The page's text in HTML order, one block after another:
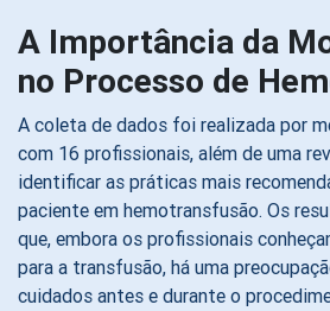
A Importância da
no Processo de
A coleta de dados foi realizada por
com 16 profissionais, além de uma
identificar as práticas mais
paciente em hemotransfusão. Os
que, embora os profissionais
para a transfusão, há uma
cuidados antes e durante o